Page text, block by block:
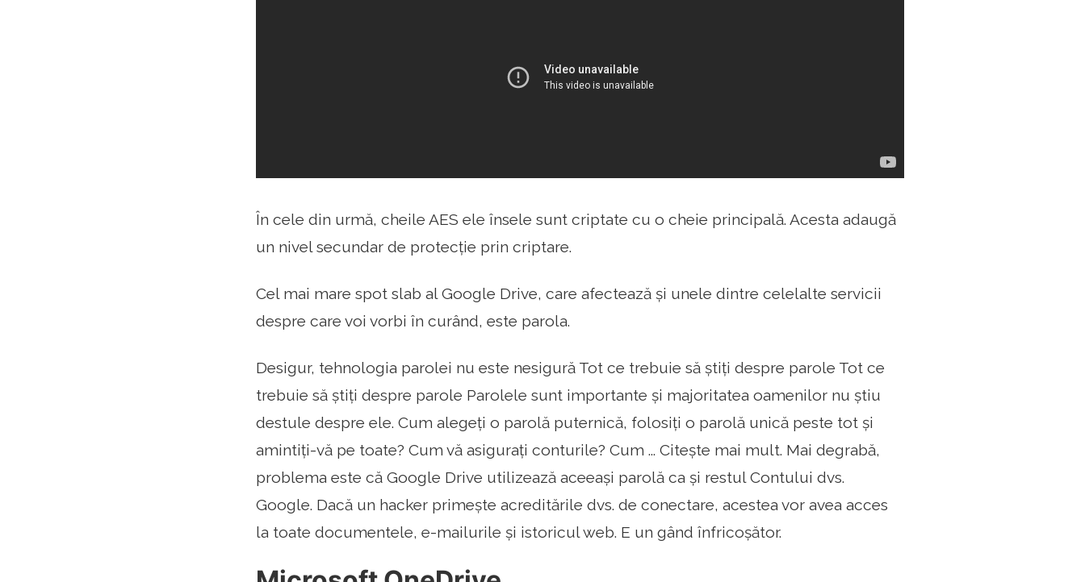
În cele din urmă, cheile AES ele însele sunt criptate cu o cheie principală. Acesta adaugă
un nivel secundar de protecție prin criptare.
Cel mai mare spot slab al Google Drive, care afectează și unele dintre celelalte servicii
despre care voi vorbi în curând, este parola.
Desigur, tehnologia parolei nu este nesigură Tot ce trebuie să știți despre parole Tot ce
trebuie să știți despre parole Parolele sunt importante și majoritatea oamenilor nu știu
destule despre ele. Cum alegeți o parolă puternică, folosiți o parolă unică peste tot și
amintiți-vă pe toate? Cum vă asigurați conturile? Cum ... Citește mai mult. Mai degrabă,
problema este că Google Drive utilizează aceeași parolă ca și restul Contului dvs.
Google. Dacă un hacker primește acreditările dvs. de conectare, acestea vor avea acces
la toate documentele, e-mailurile și istoricul web. E un gând înfricoșător.